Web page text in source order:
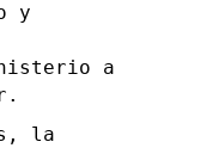
y
a
la